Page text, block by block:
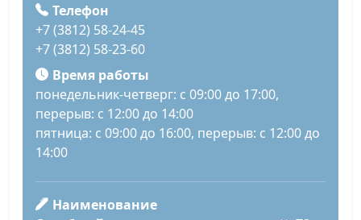
Телефон
+7 (3812) 58-24-45
+7 (3812) 58-23-60
Время работы
понедельник-четверг: с 09:00 до 17:00,
перерыв: с 12:00 до 14:00
пятница: с 09:00 до 16:00, перерыв: с 12:00 до
14:00
Наименование